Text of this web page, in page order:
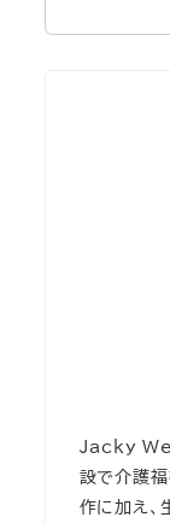
Jacky
設で介護
作に加え